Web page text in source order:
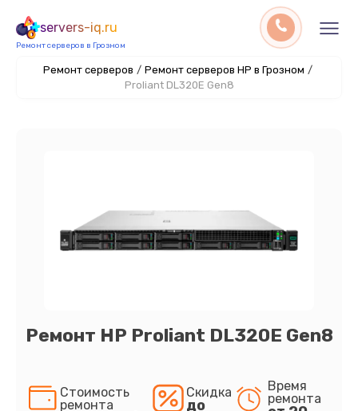
servers-iq.ru
Ремонт серверов в Грозном
Ремонт серверов / Ремонт серверов HP в Грозном /
Proliant DL320E Gen8
Ремонт HP Proliant DL320E Gen8
Стоимость
ремонта
Скидка
до
Время
ремонта